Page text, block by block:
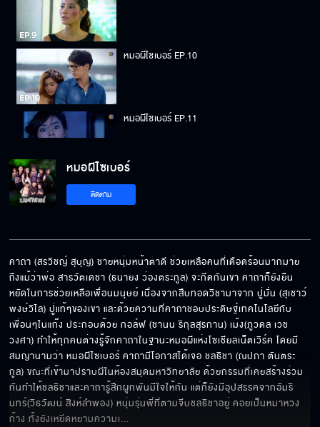
หมอผีไซเบอร์ EP.10
หมอผีไซเบอร์ EP.11
หมอผีไซเบอร์ EP.12
หมอผีไซเบอร์
ติดตาม
คาถา (สรวิชญ์ สุบุญ) ชายหนุ่มหน้าตาดี ช่วยเหลือคนที่เดือดร้อนมากมาย
ถึงแม้ว่าพ่อ สารวัตเดชา (ธนายง ว่องตระกูล) จะกีดกันเขา คาถาก็ยังยืน
หยัดในการช่วยเหลือเพื่อนมนุษย์ เนื่องจากสืบทอดวิชามาจาก ปู่มั่น (สุเชาว์
พงษ์วิไล) ปู่แท้ๆของเขา และด้วยความที่คาถาชอบประดิษฐ์เทคโนโลยีกับ
เพื่อนๆในแก๊ง ประกอบด้วย กอล์ฟ (ชานน ริกุลสุรกาน) เม้ง(ภูวดล เวช
วงศา) ทำให้ทุกคนต่างรู้จักคาถาในฐานะหมอผีแห่งโซเชียลเน็ตเวิร์ค โดยมี
สมญานามว่า หมอผีไซเบอร์ คาถามีโอกาสได้เจอ ชลธิชา (ณปภา ตันตระ
กูล) ขณะที่เข้ามาปราบผีในห้องสมุดมหาวิทยาลัย ด้วยกรรมที่เคยสร้างร่วม
กันทำให้ชลธิชาและคาถารู้สึกผูกพันมีใจให้กัน แต่ก็ยังมีอุปสรรคจากอัมริ
นทร์(วิธวัฒน์ สิงห์ลำพอง) หนุ่มรุ่นพี่ที่ตามจีบชลธิชาอยู่ คอยเป็นหมาหวง
ก้าง ทั้งยังเหยีดหยามความเ...